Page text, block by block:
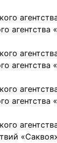
агентства
агентства
агентства